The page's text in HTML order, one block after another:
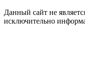
Данный сайт не
исключительно